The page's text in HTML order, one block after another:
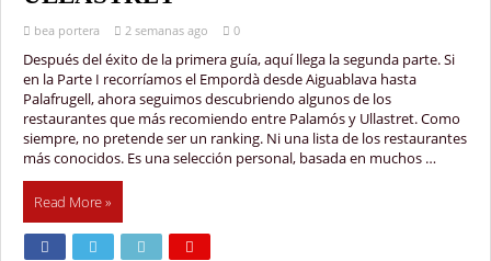
bea portera 2 semanas ago 0
Después del éxito de la primera guía, aquí llega la segunda parte. Si
en la Parte I recorríamos el Empordà desde Aiguablava hasta
Palafrugell, ahora seguimos descubriendo algunos de los
restaurantes que más recomiendo entre Palamós y Ullastret. Como
siempre, no pretende ser un ranking. Ni una lista de los restaurantes
más conocidos. Es una selección personal, basada en muchos …
Read More »